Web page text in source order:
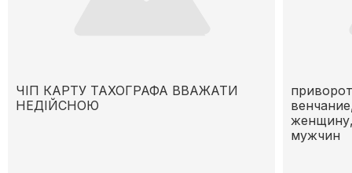
ЧІП КАРТУ ТАХОГРАФА ВВАЖАТИ
НЕДІЙСНОЮ
мужчин